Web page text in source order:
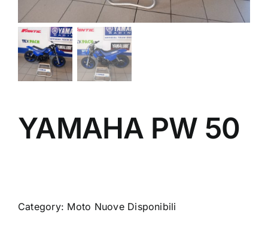
YAMAHA PW 50
Category: Moto Nuove Disponibili